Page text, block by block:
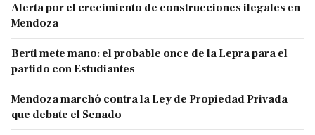
Alerta por el crecimiento de construcciones ilegales en
Mendoza
Berti mete mano: el probable once de la Lepra para el
partido con Estudiantes
Mendoza marchó contra la Ley de Propiedad Privada
que debate el Senado